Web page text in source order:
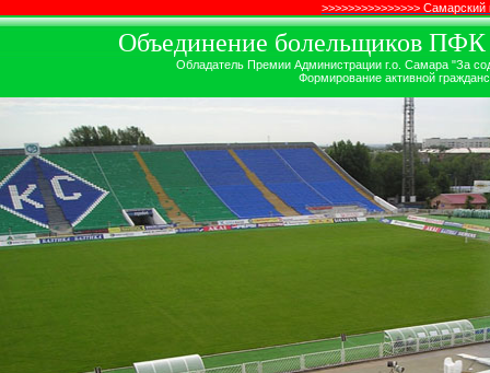
>>>>>>>>>>>>>>> Самарский
Объединение болельщиков
Обладатель Премии Администрации г.о. Самара "За
Формирование активной